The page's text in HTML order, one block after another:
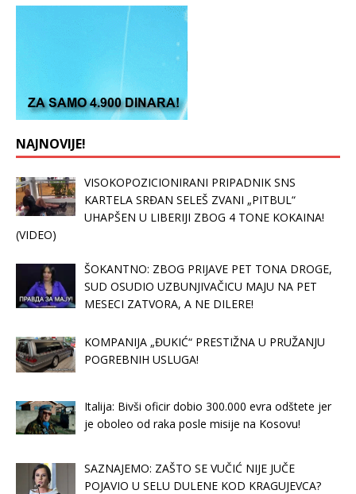
NAJNOVIJE!
VISOKOPOZICIONIRANI PRIPADNIK SNS
KARTELA SRĐAN SELEŠ ZVANI „PITBUL“
UHAPŠEN U LIBERIJI ZBOG 4 TONE KOKAINA!
(VIDEO)
ŠOKANTNO: ZBOG PRIJAVE PET TONA DROGE,
SUD OSUDIO UZBUNJIVAČICU MAJU NA PET
MESECI ZATVORA, A NE DILERE!
KOMPANIJA „ĐUKIĆ“ PRESTIŽNA U PRUŽANJU
POGREBNIH USLUGA!
Italija: Bivši oficir dobio 300.000 evra odštete jer
je oboleo od raka posle misije na Kosovu!
SAZNAJEMO: ZAŠTO SE VUČIĆ NIJE JUČE
POJAVIO U SELU DULENE KOD KRAGUJEVCA?